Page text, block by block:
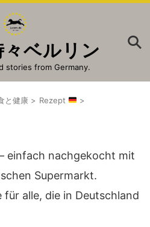
々ベルリン
stories from Germany.
と健康 > Rezept >
einfach nachgekocht mit
Supermarkt.
für alle, die in Deutschland